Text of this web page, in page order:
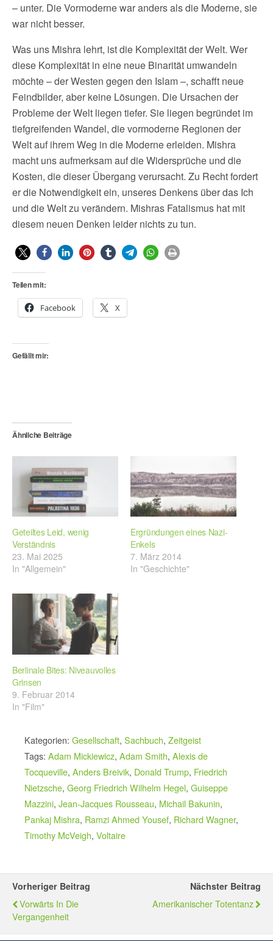
– unter. Die Vormoderne war anders als die Moderne, sie
war nicht besser.
Was uns Mishra lehrt, ist die Komplexität der Welt. Wer
diese Komplexität in eine neue Binarität umwandeln
möchte – der Westen gegen den Islam –, schafft neue
Feindbilder, aber keine Lösungen. Die Ursachen der
Probleme der Welt liegen tiefer. Sie liegen begründet im
tiefgreifenden Wandel, die vormoderne Regionen der
Welt auf ihrem Weg in die Moderne erleiden. Mishra
macht uns aufmerksam auf die Widersprüche und die
Kosten, die dieser Übergang verursacht. Zu Recht fordert
er die Notwendigkeit ein, unseres Denkens über das Ich
und die Welt zu verändern. Mishras Fatalismus hat mit
diesem neuen Denken leider nichts zu tun.
Teilen mit:
Facebook X
Gefällt mir:
Ähnliche Beiträge
Geteiltes Leid, wenig
Verständnis
23. Mai 2025
In "Allgemein"
Ergründungen eines Nazi-
Enkels
7. März 2014
In "Geschichte"
Berlinale Bites: Niveauvolles
Grinsen
9. Februar 2014
In "Film"
Kategorien: Gesellschaft, Sachbuch, Zeitgeist
Tags: Adam Mickiewicz, Adam Smith, Alexis de
Tocqueville, Anders Breivik, Donald Trump, Friedrich
Nietzsche, Georg Friedrich Wilhelm Hegel, Guiseppe
Mazzini, Jean-Jacques Rousseau, Michail Bakunin,
Pankaj Mishra, Ramzi Ahmed Yousef, Richard Wagner,
Timothy McVeigh, Voltaire
Vorheriger Beitrag
Vorwärts In Die
Vergangenheit
Nächster Beitrag
Amerikanischer Totentanz